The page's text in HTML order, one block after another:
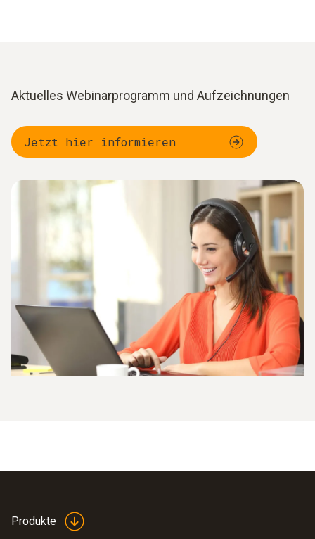
Aktuelles Webinarprogramm und Aufzeichnungen
Jetzt hier informieren
Produkte